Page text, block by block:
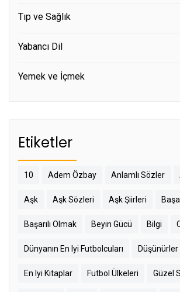
Tıp ve Sağlık
Yabancı Dil
Yemek ve İçmek
Etiketler
10 Adem Özbay Anlamlı Sözler
Aşk Aşk Sözleri Aşk Şiirleri
Başarılı Olmak Beyin Gücü Bilgi
Dünyanın En Iyi Futbolcuları Düşünürler
En Iyi Kitaplar Futbol Ülkeleri Güzel